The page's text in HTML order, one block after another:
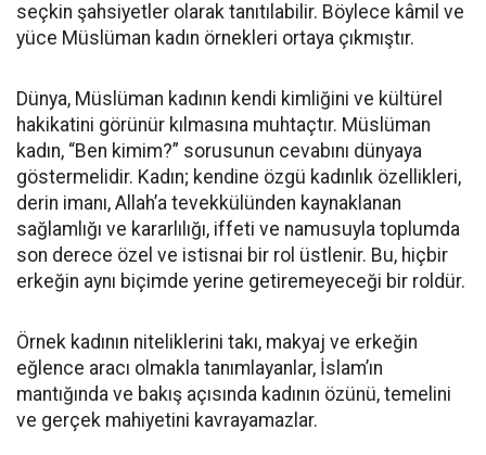
seçkin şahsiyetler olarak tanıtılabilir. Böylece kâmil ve
yüce Müslüman kadın örnekleri ortaya çıkmıştır.
Dünya, Müslüman kadının kendi kimliğini ve kültürel
hakikatini görünür kılmasına muhtaçtır. Müslüman
kadın, “Ben kimim?” sorusunun cevabını dünyaya
göstermelidir. Kadın; kendine özgü kadınlık özellikleri,
derin imanı, Allah’a tevekkülünden kaynaklanan
sağlamlığı ve kararlılığı, iffeti ve namusuyla toplumda
son derece özel ve istisnai bir rol üstlenir. Bu, hiçbir
erkeğin aynı biçimde yerine getiremeyeceği bir roldür.
Örnek kadının niteliklerini takı, makyaj ve erkeğin
eğlence aracı olmakla tanımlayanlar, İslam’ın
mantığında ve bakış açısında kadının özünü, temelini
ve gerçek mahiyetini kavrayamazlar.